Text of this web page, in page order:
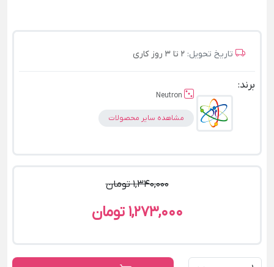
تاریخ تحویل: 2 تا 3 روز کاری
برند:
Neutron
مشاهده سایر محصولات
1,340,000 تومان
1,273,000 تومان